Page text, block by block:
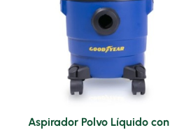
Aspirador Polvo Líquido con